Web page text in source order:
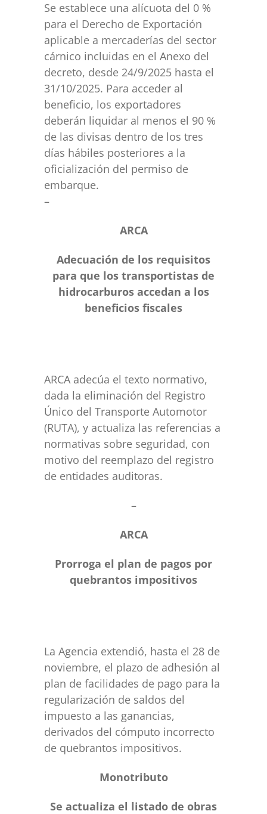
Se establece una alícuota del 0 %
para el Derecho de Exportación
aplicable a mercaderías del sector
cárnico incluidas en el Anexo del
decreto, desde 24/9/2025 hasta el
31/10/2025. Para acceder al
beneficio, los exportadores
deberán liquidar al menos el 90 %
de las divisas dentro de los tres
días hábiles posteriores a la
oficialización del permiso de
embarque.
–
ARCA
Adecuación de los requisitos
para que los transportistas de
hidrocarburos accedan a los
beneficios fiscales
ARCA adecúa el texto normativo,
dada la eliminación del Registro
Único del Transporte Automotor
(RUTA), y actualiza las referencias a
normativas sobre seguridad, con
motivo del reemplazo del registro
de entidades auditoras.
–
ARCA
Prorroga el plan de pagos por
quebrantos impositivos
La Agencia extendió, hasta el 28 de
noviembre, el plazo de adhesión al
plan de facilidades de pago para la
regularización de saldos del
impuesto a las ganancias,
derivados del cómputo incorrecto
de quebrantos impositivos.
Monotributo
Se actualiza el listado de obras